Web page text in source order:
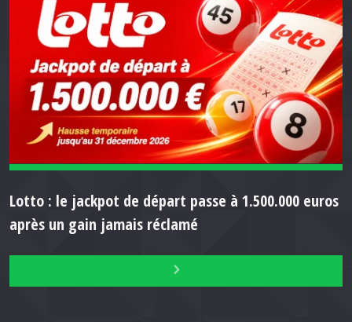
Lotto : le jackpot de départ passe à 1.500.000 euros
après un gain jamais réclamé